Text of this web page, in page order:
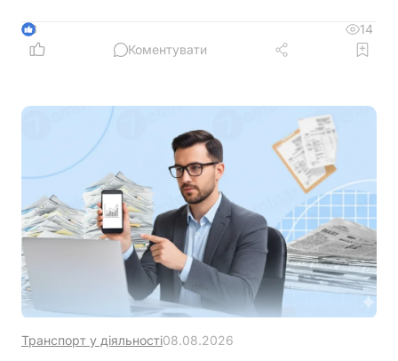
між державними органами, операторами
критичної інфраструктури та іншими суб’єктами
3
14
Коментувати
Транспорт у діяльності08.08.2026